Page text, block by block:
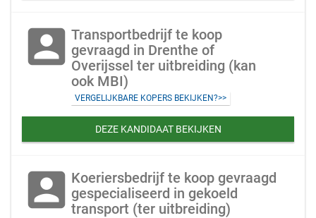
account_box Transportbedrijf te koop
gevraagd in Drenthe of
Overijssel ter uitbreiding (kan
ook MBI)
VERGELIJKBARE KOPERS BEKIJKEN?>>
DEZE KANDIDAAT BEKIJKEN
account_box Koeriersbedrijf te koop gevraagd
gespecialiseerd in gekoeld
transport (ter uitbreiding)